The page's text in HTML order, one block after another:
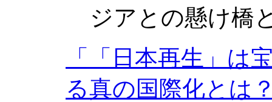
ジアとの懸け橋
「「日本再生」は
る真の国際化とは